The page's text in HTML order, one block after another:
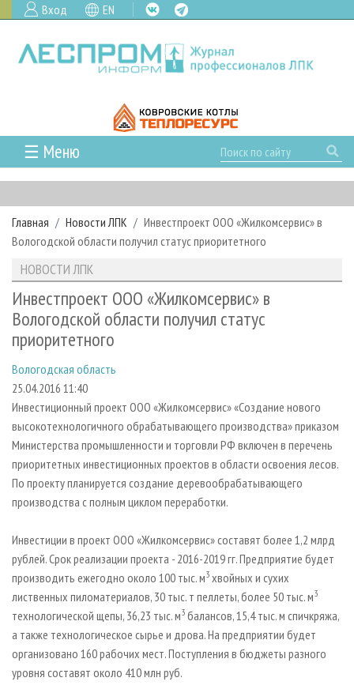
Вход EN
☰ Меню
ГЛАВНАЯ
РУБРИКИ И ТЕМЫ
РУБРИКИ ЖУРНАЛА
ЛЕСОЗАГОТОВКА
ЛЕСОПИЛЕНИЕ
ДЕРЕВООБРАБОТКА
СУШКА ДРЕВЕСИНЫ
ПРОИЗВОДСТВО ДРЕВЕСНЫХ ПЛИТ
ДЕРЕВЯННОЕ ДОМОСТРОЕНИЕ
ПРОИЗВОДСТВО МЕБЕЛИ
БИОЭНЕРГЕТИКА
ЦБП
НОВОСТИ
НОВОСТИ ЛПК
НОВОСТИ ЖУРНАЛА
НОВОСТИ КОМПАНИЙ
ПРОЕКТЫ ЛПИ
АНАЛИТИКА
ПРЕДПРИЯТИЯ ЛПК
ЛЕСНЫЕ РЕГИОНЫ РОССИИ
ПЕРСОНЫ
МОБИЛЬНЫЕ ВЫСТАВКИ
ОФИЦИАЛЬНЫЕ ДЕЛЕГАЦИИ
ПРИОРИТЕТНЫЕ ИНВЕСТПРОЕКТЫ
RUSSIAN FORESTRY REVIEW
ГАЗЕТА ЛЕСПРОМФОРУМ
АРХИВ ЖУРНАЛОВ
СТАТЬИ
О ЖУРНАЛЕ
ПОДПИСКА
КОНТАКТЫ
РЕКЛАМОДАТЕЛЯМ
РЕКЛАМА
РЕКЛАМА НА САЙТЕ
Главная Новости ЛПК
Инвестпроект ООО «Жилкомсервис» в
Вологодской области получил статус приоритетного
НОВОСТИ ЛПК
Инвестпроект ООО «Жилкомсервис» в
Вологодской области получил статус
приоритетного
Вологодская область
25.04.2016 11:40
Инвестиционный проект ООО «Жилкомсервис» «Создание нового
высокотехнологичного обрабатывающего производства» приказом
Министерства промышленности и торговли РФ включен в перечень
приоритетных инвестиционных проектов в области освоения лесов.
По проекту планируется создание деревообрабатывающего
производства с полным циклом переработки.
Инвестиции в проект ООО «Жилкомсервис» составят более 1,2 млрд
рублей. Срок реализации проекта - 2016-2019 гг. Предприятие будет
производить ежегодно около 100 тыс. м3 хвойных и сухих
лиственных пиломатериалов, 30 тыс. т пеллеты, более 50 тыс. м3
технологической щепы, 36,23 тыс. м3 балансов, 15,4 тыс. м спичкряжа,
а также технологическое сырье и дрова. На предприятии будет
организовано 160 рабочих мест. Поступления в бюджеты разного
уровня составят около 410 млн руб.